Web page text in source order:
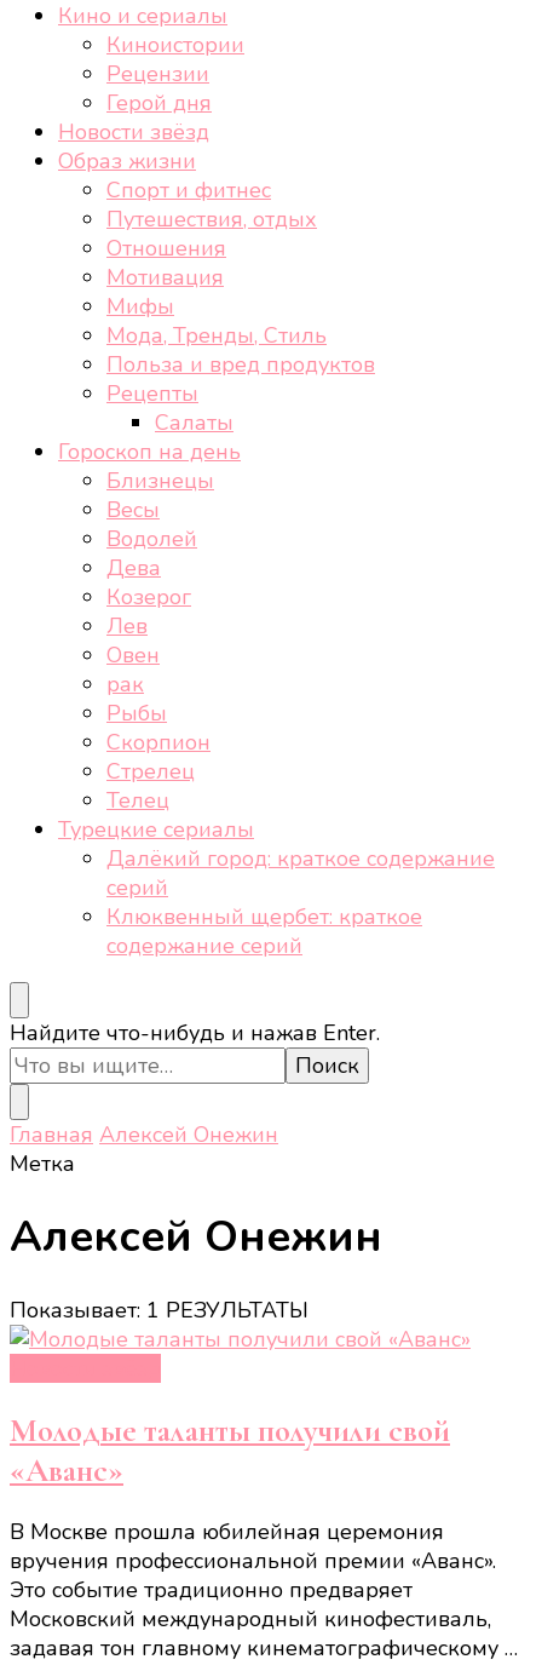
cheek-look.ru
Женский сайт о звездах и кино, а также трендах,
здоровом образе жизни, спорте, стиле, отдыхе и
Кино и сериалы
Киноистории
Рецензии
Герой дня
Новости звёзд
Образ жизни
Спорт и фитнес
Путешествия, отдых
Отношения
Мотивация
Мифы
Мода, Тренды, Стиль
Польза и вред продуктов
Рецепты
Салаты
Гороскоп на день
Близнецы
Весы
Водолей
Дева
Козерог
Лев
Овен
рак
Рыбы
Скорпион
Стрелец
Телец
Турецкие сериалы
Далёкий город: краткое содержание
серий
Клюквенный щербет: краткое
содержание серий
Ищите
что-
то?
Найдите что-нибудь и нажав Enter.
Главная Алексей Онежин
Метка
Алексей Онежин
Показывает: 1 РЕЗУЛЬТАТЫ
Молодые таланты получили свой
«Аванс»
В Москве прошла юбилейная церемония
вручения профессиональной премии «Аванс».
Это событие традиционно предваряет
Московский международный кинофестиваль,
задавая тон главному кинематографическому …